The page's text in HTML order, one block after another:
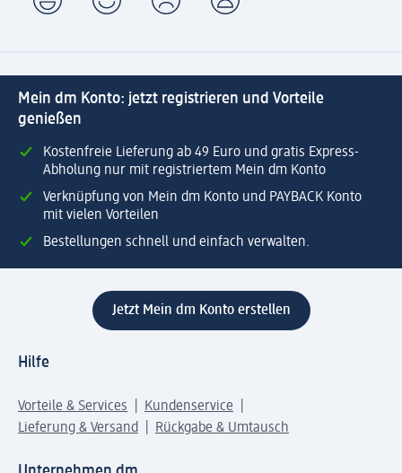
Mein dm Konto: jetzt registrieren und Vorteile
genießen
Kostenfreie Lieferung ab 49 Euro und gratis Express-
Abholung nur mit registriertem Mein dm Konto
Verknüpfung von Mein dm Konto und PAYBACK Konto
mit vielen Vorteilen
Bestellungen schnell und einfach verwalten.
Jetzt Mein dm Konto erstellen
Hilfe
Vorteile & Services
Kundenservice
Lieferung & Versand
Rückgabe & Umtausch